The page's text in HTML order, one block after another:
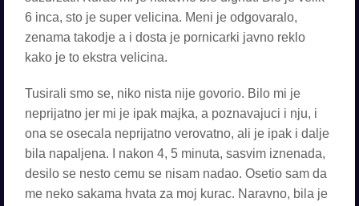
6 inca, sto je super velicina. Meni je odgovaralo,
zenama takodje a i dosta je pornicarki javno reklo
kako je to ekstra velicina.
Tusirali smo se, niko nista nije govorio. Bilo mi je
neprijatno jer mi je ipak majka, a poznavajuci i nju, i
ona se osecala neprijatno verovatno, ali je ipak i dalje
bila napaljena. I nakon 4, 5 minuta, sasvim iznenada,
desilo se nesto cemu se nisam nadao. Osetio sam da
me neko sakama hvata za moj kurac. Naravno, bila je